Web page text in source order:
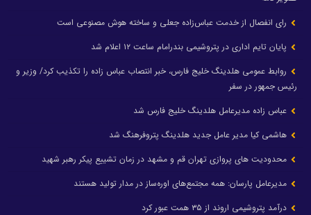
رای انفصال از خدمت عباس‌زاده جعلی و ساخته هوش مصنوعی است
پایان تایم اداری در پتروشیمی بندرامام ساعت ۱۲ اعلام شد
روابط عمومی هلدینگ خلیج فارس، خبر انتصاب عباس زاده را تکذیب کرد/ وزیر و
رئیس جمهور در سفر
عباس زاده مدیرعامل هلدینگ خلیج فارس شد
هاشمی کیا مدیر عامل جدید هلدینگ پتروفرهنگ شد
محدودیت های پروازی تهران قم و مشهد در زمان تشییع پیکر رهبر شهید
مدیرعامل پارسان: همه مجتمع‌های اوره‌ساز در مدار تولید هستند
درآمد پتروشیمی اروند از ۳۵ همت عبور کرد